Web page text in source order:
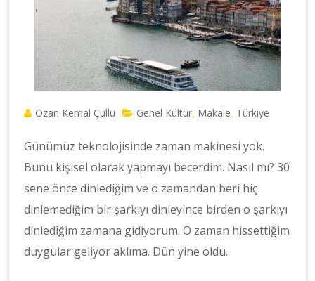
Ozan Kemal Çullu Genel Kültür Makale Türkiye
Günümüz teknolojisinde zaman makinesi yok.
Bunu kişisel olarak yapmayı becerdim. Nasıl mı? 30
sene önce dinlediğim ve o zamandan beri hiç
dinlemediğim bir şarkıyı dinleyince birden o şarkıyı
dinlediğim zamana gidiyorum. O zaman hissettiğim
duygular geliyor aklıma. Dün yine oldu.